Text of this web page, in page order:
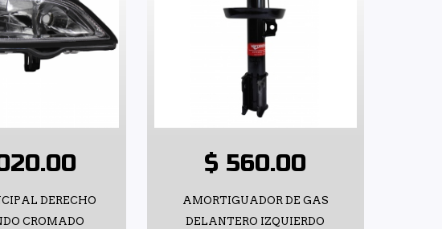
DERECHO
CROMADO
$ 560.00
AMORTIGUADOR DE GAS
DELANTERO IZQUIERDO